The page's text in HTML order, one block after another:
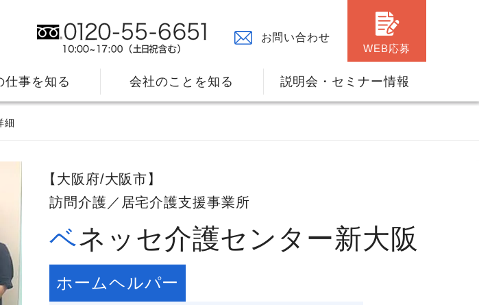
お問い合わせ
WEB応募
仕事を知る
キャリアプランのサポート
会社のことを知る
我々の原点
説明会・セミナー情報
細
【大阪府/大阪市】
訪問介護／居宅介護支援事業所
ベネッセ介護センター新大阪
ホームヘルパー